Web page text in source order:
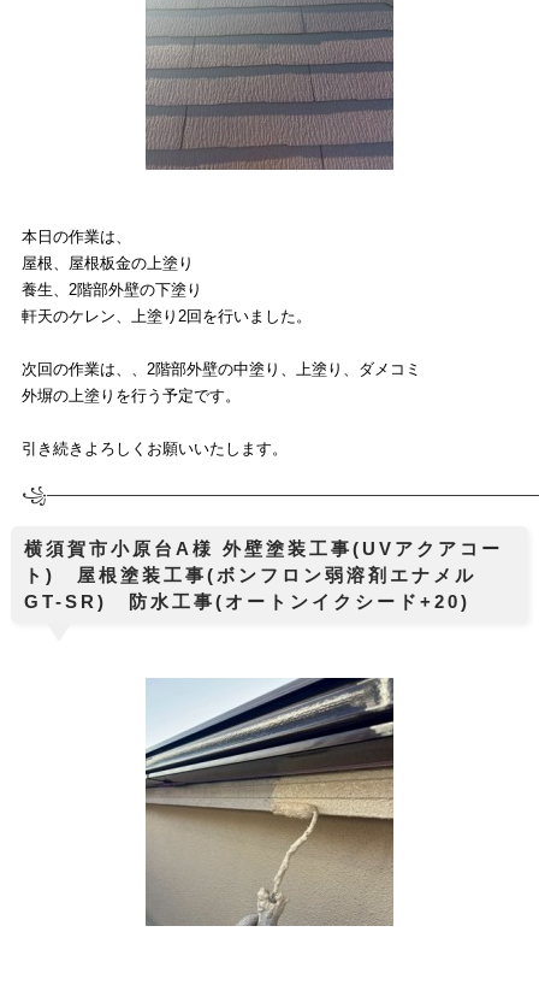
本日の作業は、
屋根、屋根板金の上塗り
養生、2階部外壁の下塗り
軒天のケレン、上塗り2回を行いました。
次回の作業は、、2階部外壁の中塗り、上塗り、ダメコミ
外塀の上塗りを行う予定です。
引き続きよろしくお願いいたします。
꧁───────────────────────────────────────────
横須賀市小原台A様 外壁塗装工事(UVアクアコー
ト) 屋根塗装工事(ボンフロン弱溶剤エナメル
GT-SR) 防水工事(オートンイクシード+20)